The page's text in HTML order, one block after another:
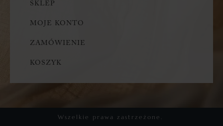
SKLEP
MOJE KONTO
ZAMÓWIENIE
KOSZYK
Wszelkie prawa zastrzeżone.